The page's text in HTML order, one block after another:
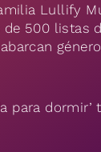
Lullify
de 500 listas
para dormir’